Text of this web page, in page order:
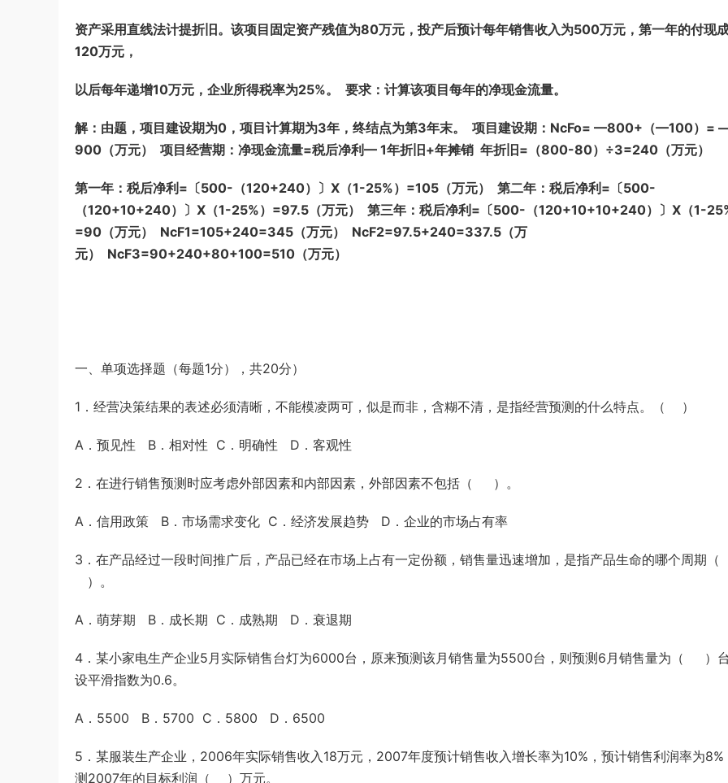
资产采用直线法计提折旧。该项目固定资产残值为80万元，投产后预计每年销售收入为500万元，第一年的付现
120万元，
以后每年递增10万元，企业所得税率为25%。 要求：计算该项目每年的净现金流量。
解：由题，项目建设期为0，项目计算期为3年，终结点为第3年末。 项目建设期：NcFo= —800+（—100）=
900（万元） 项目经营期：净现金流量=税后净利— 1年折旧+年摊销 年折旧=（800-80）÷3=240（万元）
第一年：税后净利=〔500-（120+240）〕X（1-25%）=105（万元） 第二年：税后净利=〔500-
（120+10+240）〕X（1-25%）=97.5（万元） 第三年：税后净利=〔500-（120+10+10+240）〕X（1-
=90（万元） NcF1=105+240=345（万元） NcF2=97.5+240=337.5（万
元） NcF3=90+240+80+100=510（万元）
一、单项选择题（每题1分），共20分）
1．经营决策结果的表述必须清晰，不能模凌两可，似是而非，含糊不清，是指经营预测的什么特点。（ ）
A．预见性 B．相对性 C．明确性 D．客观性
2．在进行销售预测时应考虑外部因素和内部因素，外部因素不包括（ ）。
A．信用政策 B．市场需求变化 C．经济发展趋势 D．企业的市场占有率
3．在产品经过一段时间推广后，产品已经在市场上占有一定份额，销售量迅速增加，是指产品生命的哪个周期（
）。
A．萌芽期 B．成长期 C．成熟期 D．衰退期
4．某小家电生产企业5月实际销售台灯为6000台，原来预测该月销售量为5500台，则预测6月销售量为（ ）
设平滑指数为0.6。
A．5500 B．5700 C．5800 D．6500
5．某服装生产企业，2006年实际销售收入18万元，2007年度预计销售收入增长率为10%，预计销售利润率为8%
测2007年的目标利润（ ）万元。